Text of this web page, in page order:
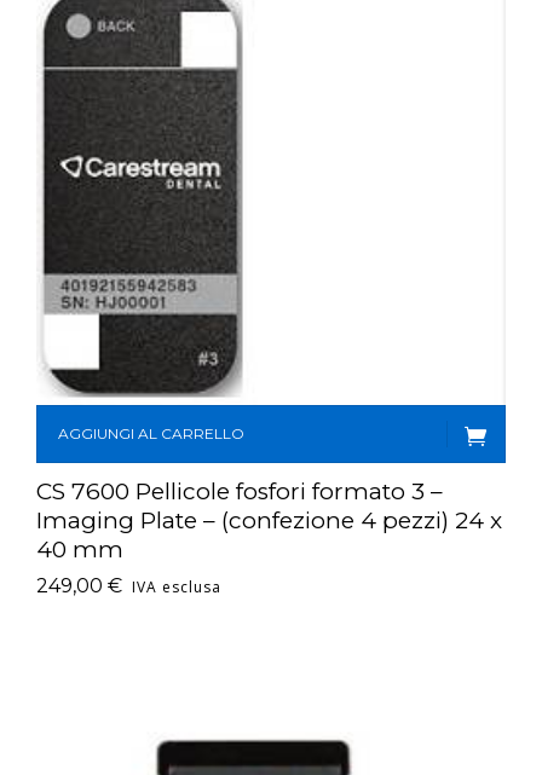
AGGIUNGI AL CARRELLO
CS 7600 Pellicole fosfori formato 3 –
Imaging Plate – (confezione 4 pezzi) 24 x
40 mm
249,00 € IVA esclusa